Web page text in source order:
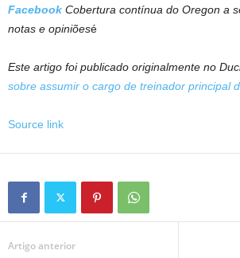
Facebook Cobertura contínua do Oregon a
notas e opiniõesé
Este artigo foi publicado originalmente no
sobre assumir o cargo de treinador principal
Source link
Artigo anterior